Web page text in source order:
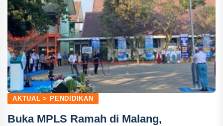
AKTUAL > PENDIDIKAN
Buka MPLS Ramah di Malang,